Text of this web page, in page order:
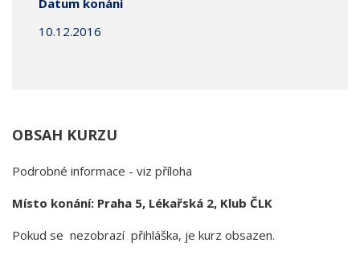
Datum konání
10.12.2016
OBSAH KURZU
Podrobné informace - viz příloha
Místo konání: Praha 5, Lékařská 2, Klub ČLK
Pokud se nezobrazí přihláška, je kurz obsazen.